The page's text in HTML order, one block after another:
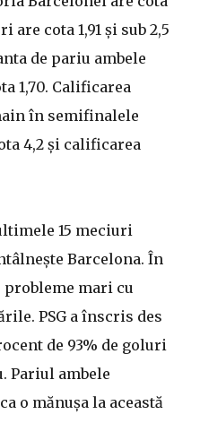
are cota 1,91 și sub 2,5
de pariu ambele
1,70. Calificarea
în semifinalele
4,2 și calificarea
15 meciuri
Barcelona. În
mari cu
PSG a înscris des
de 93% de goluri
Pariul ambele
o mănușa la această